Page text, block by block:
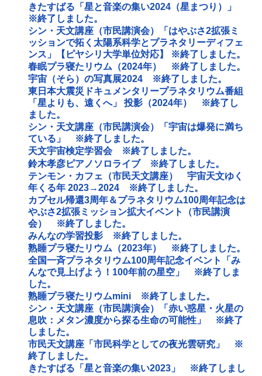
きたすばる「星と音楽の集い2024（星まつり）」
※終了しました。
シン・天文講座（市民講演会）「はやぶさ2拡張ミ
ッションで拓く太陽系科学とプラネタリーディフェ
ンス」【ピヤシリ大学単位対応】 ※終了しました。
春眠プラ寝たリウム（2024年） ※終了しました。
宇宙（そら）の写真展2024 ※終了しました。
東日本大震災ドキュメンタリープラネタリウム番組
「星よりも、遠くへ」 投影（2024年） ※終了し
ました。
シン・天文講座（市民講演会）「宇宙は爆発に満ち
ている」 ※終了しました。
天文宇宙検定学習会 ※終了しました。
鈴木孝彦ピアノソロライブ ※終了しました。
テンモン・カフェ（市民天文講座） 宇宙天文ゆく
年くる年 2023→2024 ※終了しました。
カプセル帰還3周年＆プラネタリウム100周年記念は
やぶさ2拡張ミッション拡大イベント（市民講演
会） ※終了しました。
みんなの学習投影 ※終了しました。
熟睡プラ寝たリウム（2023年） ※終了しました。
全国一斉プラネタリウム100周年記念イベント「み
んなで見上げよう！100年前の星空」 ※終了しま
した。
熟睡プラ寝たリウムmini ※終了しました。
シン・天文講座（市民講演会）「赤い惑星・火星の
息吹：メタン濃度から探る生命の可能性」 ※終了
しました。
市民天文講座「市民科学としての夜光雲研究」 ※
終了しました。
きたすばる「星と音楽の集い2023」 ※終了しまし